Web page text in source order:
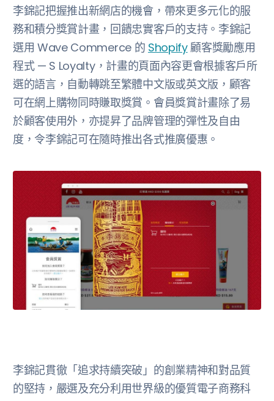
李錦記把握推出新網店的機會，帶來更多元化的服
務和積分獎賞計畫，回饋忠實客戶的支持。李錦記
選用 Wave Commerce 的 Shopify 顧客獎勵應用
程式 — S Loyalty，計畫的頁面內容更會根據客戶所
選的語言，自動轉跳至繁體中文版或英文版，顧客
可在網上購物同時賺取獎賞。會員獎賞計畫除了易
於顧客使用外，亦提昇了品牌管理的彈性及自由
度，令李錦記可在隨時推出各式推廣優惠。
李錦記貫徹「追求持續突破」的創業精神和對品質
的堅持，嚴選及充分利用世界級的優質電子商務科